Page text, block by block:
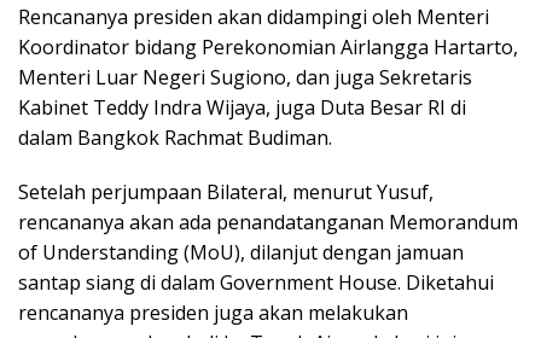
Rencananya presiden akan didampingi oleh Menteri
Koordinator bidang Perekonomian Airlangga Hartarto,
Menteri Luar Negeri Sugiono, dan juga Sekretaris
Kabinet Teddy Indra Wijaya, juga Duta Besar RI di
dalam Bangkok Rachmat Budiman.
Setelah perjumpaan Bilateral, menurut Yusuf,
rencananya akan ada penandatanganan Memorandum
of Understanding (MoU), dilanjut dengan jamuan
santap siang di dalam Government House. Diketahui
rencananya presiden juga akan melakukan